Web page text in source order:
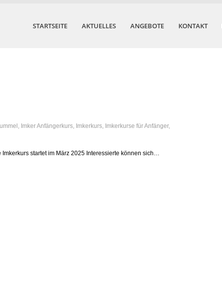
STARTSEITE AKTUELLES ANGEBOTE KONTAKT
, Imker Anfängerkurs, Imkerkurs, Imkerkurse für Anfänger,
Imkerkurs startet im März 2025 Interessierte können sich…